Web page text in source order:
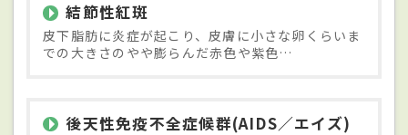
結節性紅斑
皮下脂肪に炎症が起こり、皮膚に小さな卵くらいま
での大きさのやや膨らんだ赤色や紫色…
後天性免疫不全症候群(AIDS／エイズ)